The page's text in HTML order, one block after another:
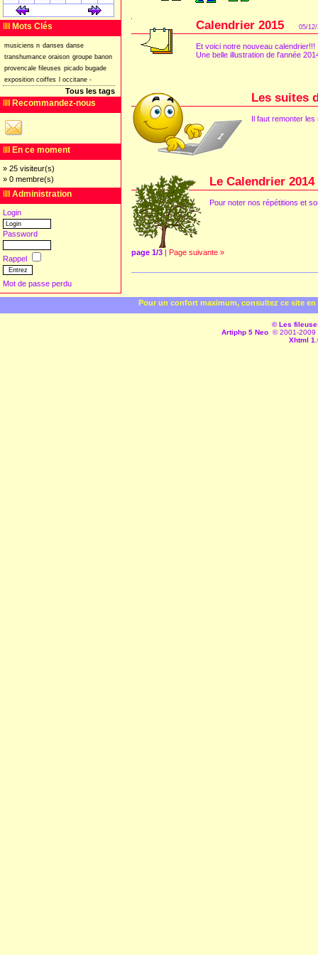
Mots Clés
musiciens n danses danse
transhumance oraison groupe banon
provencale fileuses picado bugade
exposition coiffes occitane -
Tous les tags
Recommandez-nous
En ce moment
» 25 visiteur(s)
» 0 membre(s)
Administration
Login
Password
Rappel
Mot de passe perdu
Calendrier 2015 05/12/
Et voici notre nouveau calendrier!!!
Une belle illustration de l'année
Les suites
Il faut remonter les
Le Calendrier
Pour noter nos répétitions et
page 1/3 | Page suivante »
Pour un confort maximum, consultez ce site
© Les
Artiphp 5 Neo © 2001-2009
Xhtml